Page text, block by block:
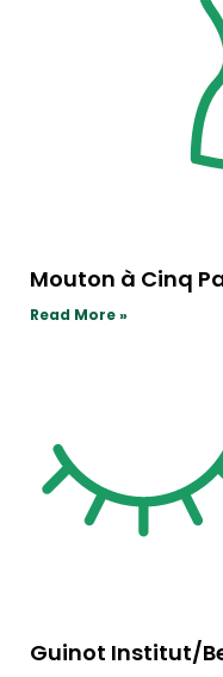
Mouton à Cinq
Read More »
Guinot Institut/